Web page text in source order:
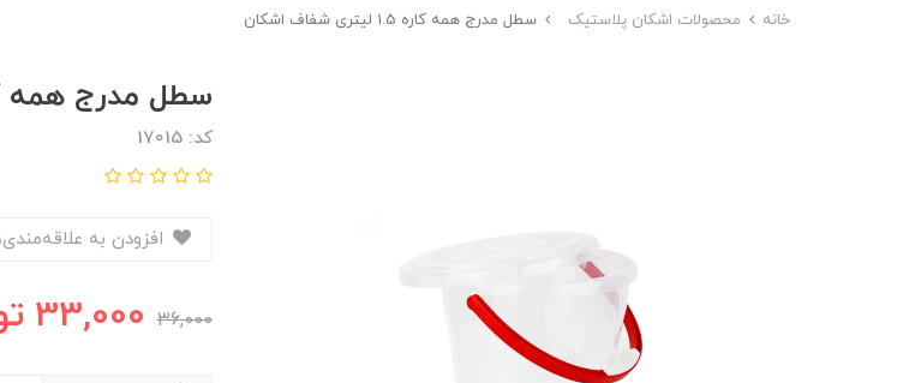
خانه محصولات اشکان پلاستیک سطل مدرج همه کاره 1.5 لیتری شفاف اشکان
سطل مدرج همه کاره 1.5 لیتری
کد: 17015
36,000
33,000